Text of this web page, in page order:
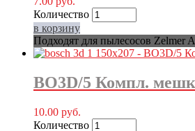
Количество
в корзину
Подходят для пылесосов Zelmer
BO3D/5 Компл.
10.00 руб.
Количество